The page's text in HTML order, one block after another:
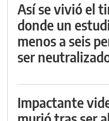
Así se vivió el
donde un
menos a seis
ser
Impactante